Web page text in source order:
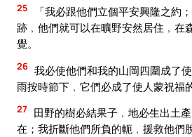
25
「我必跟他們立個平安興隆之約
跡﹐他們就可以在曠野安然居住﹐在
覺。
26 我必使他們和我的山岡四圍成了
雨按時節下﹐它們必成了使人蒙祝福
27 田野的樹必結果子﹐地必生出土
在；我折斷他們所負的軛﹐援救他們